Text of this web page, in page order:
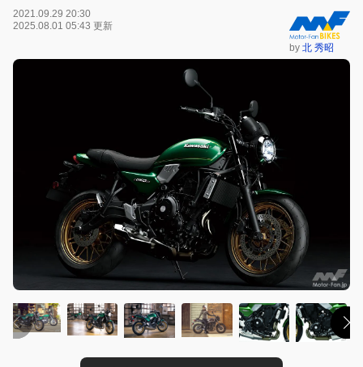
2021.09.29 20:30
2025.08.01 05:43 更新
by北 秀昭